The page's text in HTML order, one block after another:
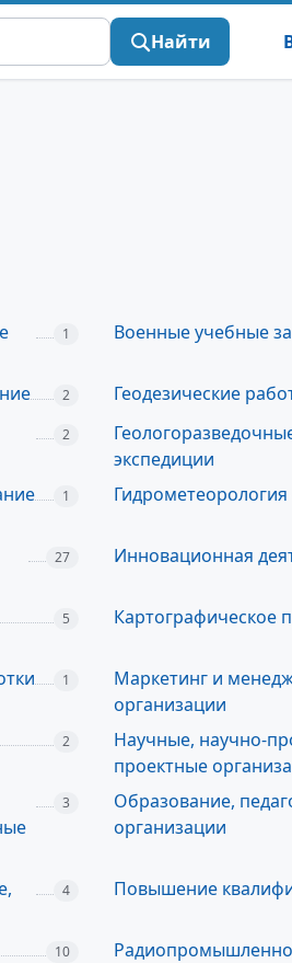
Найти
1 Военные учебные
2 Геодезические
2
экспедиции
1
27 Инновационная
5 Картографическое
1
Маркетинг и
организации
2
Научные, научно-
проектные
3
Образование,
организации
4 Повышение
10